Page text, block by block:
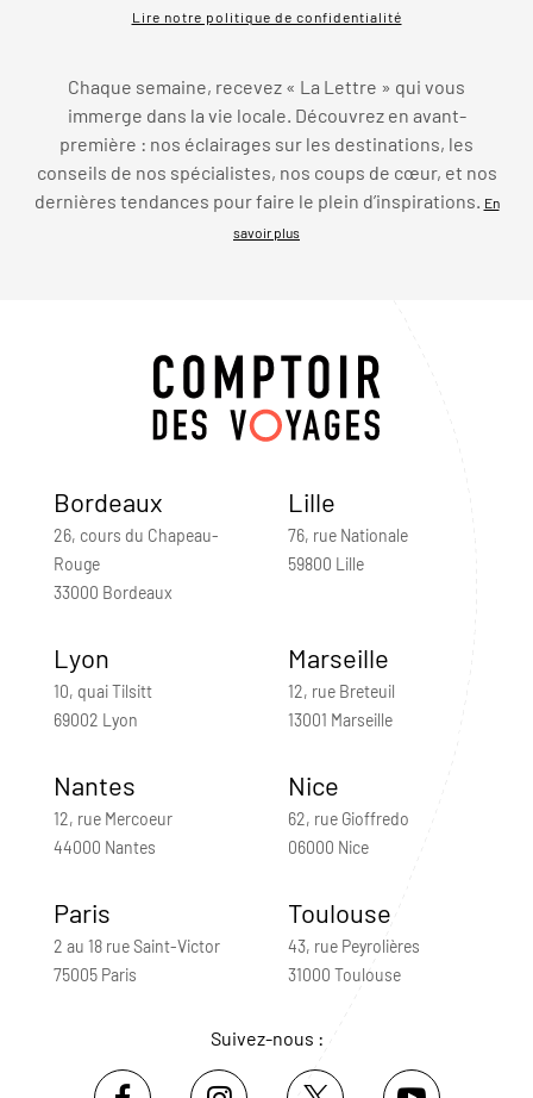
Lire notre politique de confidentialité
Chaque semaine, recevez « La Lettre » qui vous
immerge dans la vie locale. Découvrez en avant-
première : nos éclairages sur les destinations, les
conseils de nos spécialistes, nos coups de cœur, et nos
dernières tendances pour faire le plein d’inspirations.
En
savoir plus
Bordeaux
26, cours du Chapeau-
Rouge
33000 Bordeaux
Lille
76, rue Nationale
59800 Lille
Lyon
10, quai Tilsitt
69002 Lyon
Marseille
12, rue Breteuil
13001 Marseille
Nantes
12, rue Mercoeur
44000 Nantes
Nice
62, rue Gioffredo
06000 Nice
Paris
2 au 18 rue Saint-Victor
75005 Paris
Toulouse
43, rue Peyrolières
31000 Toulouse
Suivez-nous :